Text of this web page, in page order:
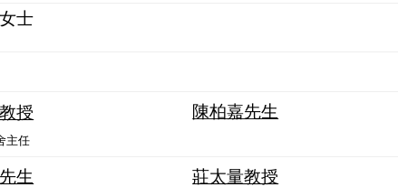
士
授
主任
陳柏嘉先生
生 莊太量教授